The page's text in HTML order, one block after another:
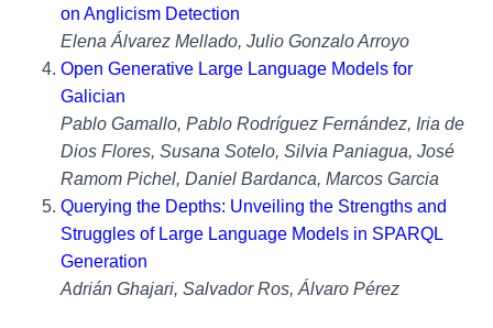
on Anglicism Detection
Elena Álvarez Mellado, Julio Gonzalo Arroyo
Open Generative Large Language Models for
Galician
Pablo Gamallo, Pablo Rodríguez Fernández, Iria de
Dios Flores, Susana Sotelo, Silvia Paniagua, José
Ramom Pichel, Daniel Bardanca, Marcos Garcia
Querying the Depths: Unveiling the Strengths and
Struggles of Large Language Models in SPARQL
Generation
Adrián Ghajari, Salvador Ros, Álvaro Pérez